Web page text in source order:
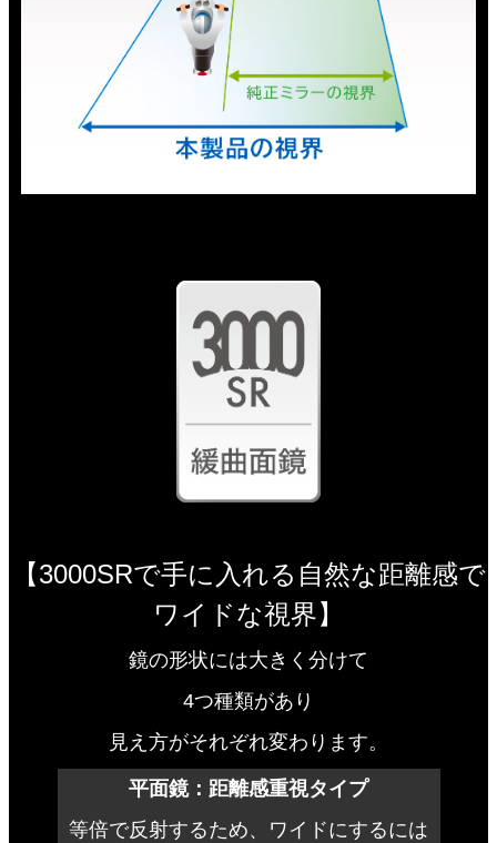
【3000SRで手に入れる自然な距離感で
ワイドな視界】
鏡の形状には大きく分けて
4つ種類があり
見え方がそれぞれ変わります。
平面鏡：距離感重視タイプ
等倍で反射するため、ワイドにするには